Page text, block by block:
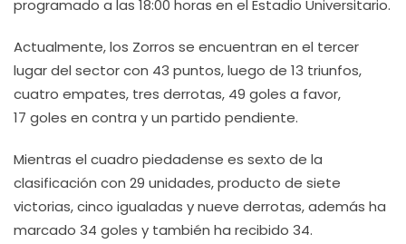
programado a las 18:00 horas en el Estadio Universitario.
Actualmente, los Zorros se encuentran en el tercer
lugar del sector con 43 puntos, luego de 13 triunfos,
cuatro empates, tres derrotas, 49 goles a favor,
17 goles en contra y un partido pendiente.
Mientras el cuadro piedadense es sexto de la
clasificación con 29 unidades, producto de siete
victorias, cinco igualadas y nueve derrotas, además ha
marcado 34 goles y también ha recibido 34.